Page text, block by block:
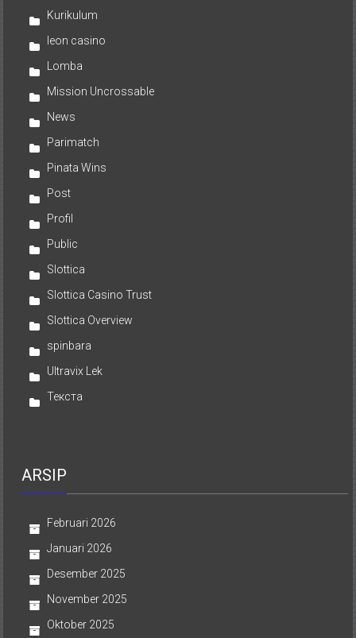
Kurikulum
leon casino
Lomba
Mission Uncrossable
News
Parimatch
Pinata Wins
Post
Profil
Public
Slottica
Slottica Casino Trust
Slottica Overview
spinbara
Ultravix Lek
Текста
ARSIP
Februari 2026
Januari 2026
Desember 2025
November 2025
Oktober 2025